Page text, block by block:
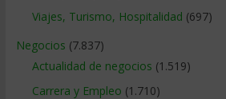
Viajes, Turismo, Hospitalidad (697)
Negocios (7.837)
Actualidad de negocios (1.519)
Carrera y Empleo (1.710)